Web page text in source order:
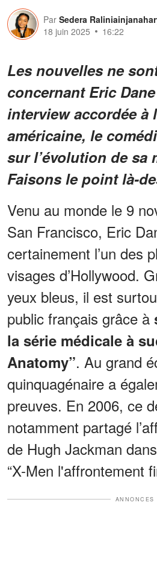
Par Sedera
18 juin 2025
16:22
Les nouvelles ne
concernant Eric
interview accordée à
américaine, le
sur l’évolution de sa
Faisons le point là-
Venu au monde le 9
San Francisco, Eric
certainement l’un des
visages d’Hollywood.
yeux bleus, il est
public français grâce à
la série médicale à
Anatomy”. Au grand
quinquagénaire a
preuves. En 2006, ce
notamment partagé
de Hugh Jackman
“X-Men l'affrontement
ANNONCES